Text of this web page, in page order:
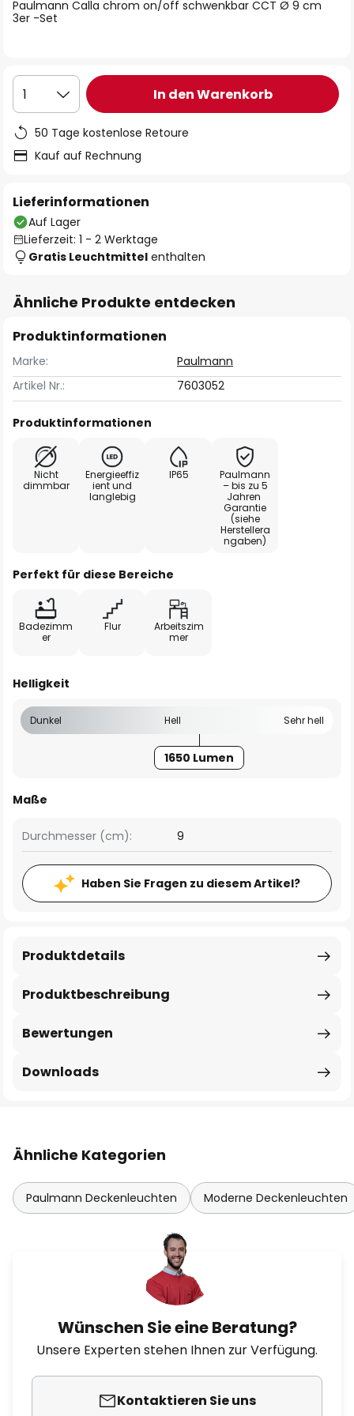
Paulmann Calla chrom on/off schwenkbar CCT Ø 9 cm
3er -Set
1 In den Warenkorb
50 Tage kostenlose Retoure
Kauf auf Rechnung
Lieferinformationen
Auf Lager
Lieferzeit: 1 - 2 Werktage
Gratis Leuchtmittel enthalten
Ähnliche Produkte entdecken
Produktinformationen
Marke:
Paulmann
Artikel Nr.:
7603052
Produktinformationen
Nicht
dimmbar
Energieeffiz
ient und
langlebig
IP65
Paulmann
– bis zu 5
Jahren
Garantie
(siehe
Herstellera
ngaben)
Perfekt für diese Bereiche
Badezimm
er
Flur
Arbeitszim
mer
Helligkeit
Dunkel Hell Sehr hell
1650 Lumen
Maße
Durchmesser (cm): 9
Haben Sie Fragen zu diesem Artikel?
Produktbeschreibung
Produktdetails
Bewertungen
Downloads
Ähnliche Kategorien
Paulmann Deckenleuchten Moderne Deckenleuchten
Wünschen Sie eine Beratung?
Unsere Experten stehen Ihnen zur Verfügung.
Kontaktieren Sie uns